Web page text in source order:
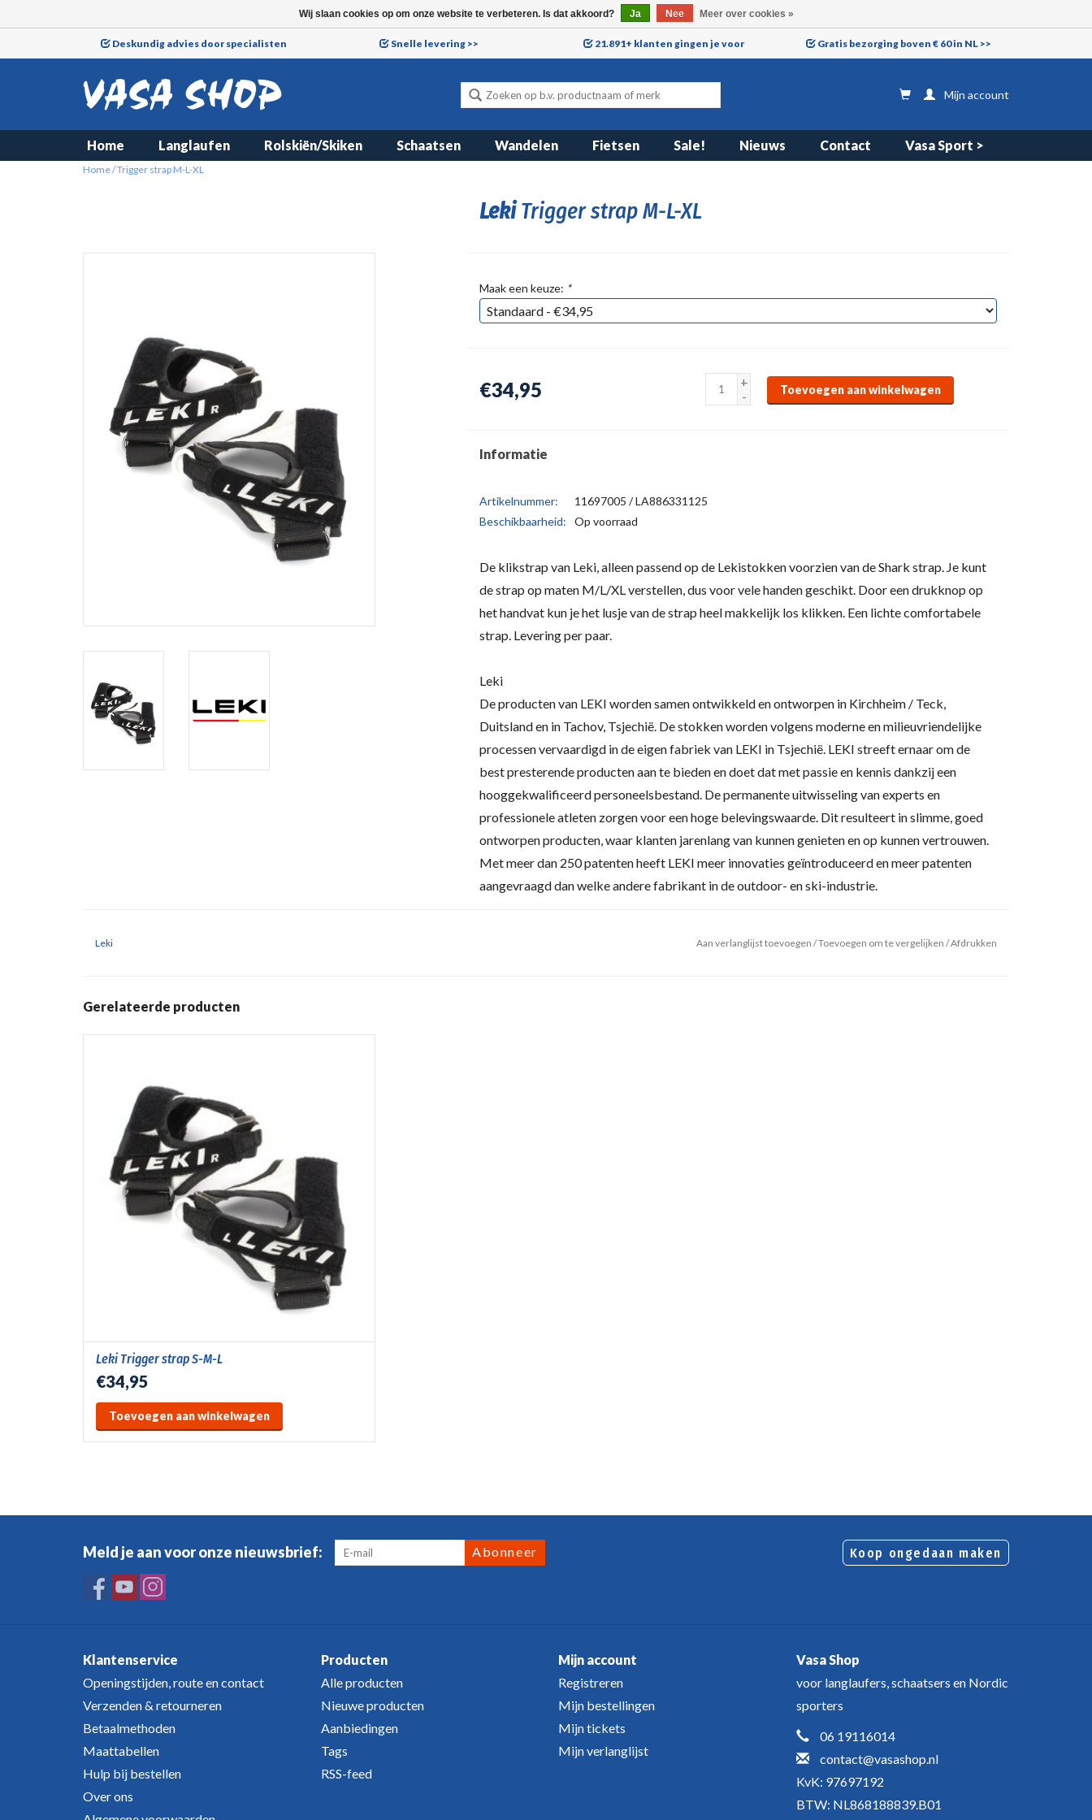
Deskundig advies door specialisten Snelle levering >> 21.891+ klanten gingen je voor Gratis bezorging boven € 60 in NL >>
Mijn account
Home Langlaufen Rolskiën/Skiken Schaatsen Wandelen Fietsen Sale! Nieuws Contact Vasa Sport >
Home/Trigger strap M-L-XL
LekiTrigger strap M-L-XL
Maak een keuze: *
€34,95
+
-
Toevoegen aan winkelwagen
Informatie
Artikelnummer:
11697005 / LA886331125
Beschikbaarheid:
Op voorraad
De klikstrap van Leki, alleen passend op de Lekistokken voorzien van de Shark strap. Je kunt
de strap op maten M/L/XL verstellen, dus voor vele handen geschikt. Door een drukknop op
het handvat kun je het lusje van de strap heel makkelijk los klikken. Een lichte comfortabele
strap. Levering per paar.
Leki
De producten van LEKI worden samen ontwikkeld en ontworpen in Kirchheim / Teck,
Duitsland en in Tachov, Tsjechië. De stokken worden volgens moderne en milieuvriendelijke
processen vervaardigd in de eigen fabriek van LEKI in Tsjechië. LEKI streeft ernaar om de
best presterende producten aan te bieden en doet dat met passie en kennis dankzij een
hooggekwalificeerd personeelsbestand. De permanente uitwisseling van experts en
professionele atleten zorgen voor een hoge belevingswaarde. Dit resulteert in slimme, goed
ontworpen producten, waar klanten jarenlang van kunnen genieten en op kunnen vertrouwen.
Met meer dan 250 patenten heeft LEKI meer innovaties geïntroduceerd en meer patenten
aangevraagd dan welke andere fabrikant in de outdoor- en ski-industrie.
Leki Aan verlanglijst toevoegen /Toevoegen om te vergelijken /Afdrukken
Gerelateerde producten
Leki Trigger strap S-M-L
€34,95
Toevoegen aan winkelwagen
Meld je aan voor onze nieuwsbrief: Abonneer Koop ongedaan maken
Klantenservice
Openingstijden, route en contact
Verzenden & retourneren
Betaalmethoden
Maattabellen
Hulp bij bestellen
Over ons
Producten
Alle producten
Nieuwe producten
Aanbiedingen
Tags
RSS-feed
Mijn account
Registreren
Mijn bestellingen
Mijn tickets
Mijn verlanglijst
Vasa Shop
voor langlaufers, schaatsers en Nordic
sporters
06 19116014
contact@vasashop.nl
KvK: 97697192
BTW: NL868188839.B01
Wij slaan cookies op om onze website te verbeteren. Is dat akkoord? Ja Nee Meer over cookies »